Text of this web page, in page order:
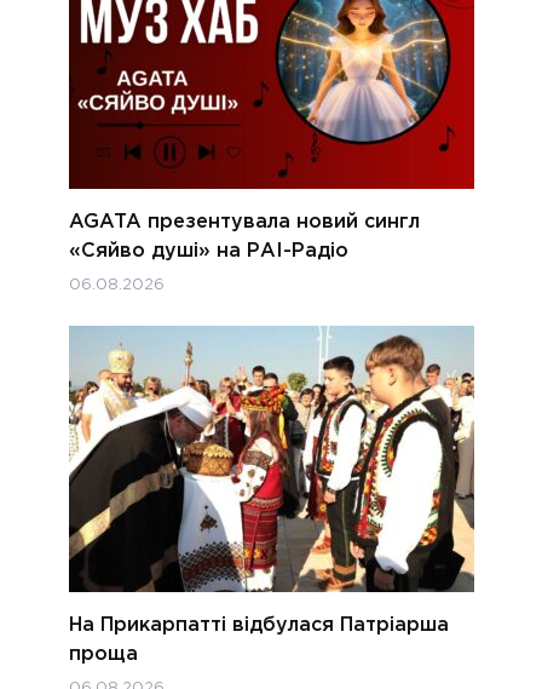
AGATA презентувала новий сингл
«Сяйво душі» на РАІ-Радіо
06.08.2026
На Прикарпатті відбулася Патріарша
проща